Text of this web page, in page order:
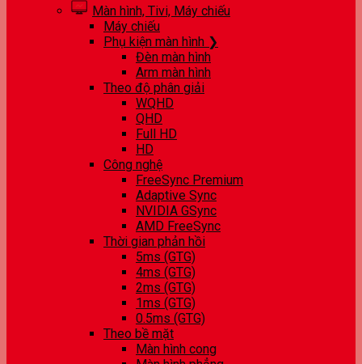
Màn hình, Tivi, Máy chiếu
Máy chiếu
Phụ kiện màn hình ❯
Đèn màn hình
Arm màn hình
Theo độ phân giải
WQHD
QHD
Full HD
HD
Công nghệ
FreeSync Premium
Adaptive Sync
NVIDIA GSync
AMD FreeSync
Thời gian phản hồi
5ms (GTG)
4ms (GTG)
2ms (GTG)
1ms (GTG)
0.5ms (GTG)
Theo bề mặt
Màn hình cong